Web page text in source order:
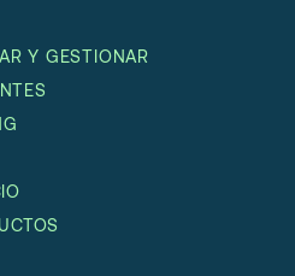
Y GESTIONAR